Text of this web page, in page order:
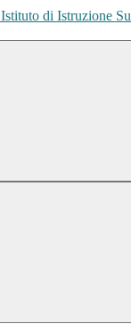
Istituto di Istruzione